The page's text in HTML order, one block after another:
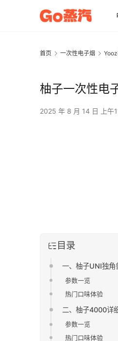
首页 一次性电子烟
柚子一次性电
2025 年 8 月 14 日 上午
目录
一、柚子UNI独角
参数一览
热门口味体验
二、柚子4000详
参数一览
热门口味体验